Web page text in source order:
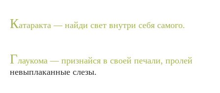
Катаракта — найди свет внутри себя самого.
Глаукома — признайся в своей печали, пролей
невыплаканные слезы.